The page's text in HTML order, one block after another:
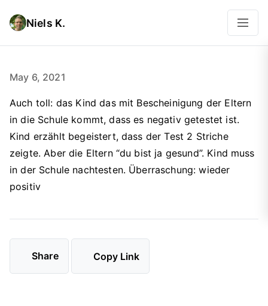
Niels K.
May 6, 2021
Auch toll: das Kind das mit Bescheinigung der Eltern
in die Schule kommt, dass es negativ getestet ist.
Kind erzählt begeistert, dass der Test 2 Striche
zeigte. Aber die Eltern “du bist ja gesund”. Kind muss
in der Schule nachtesten. Überraschung: wieder
positiv
Share Copy Link